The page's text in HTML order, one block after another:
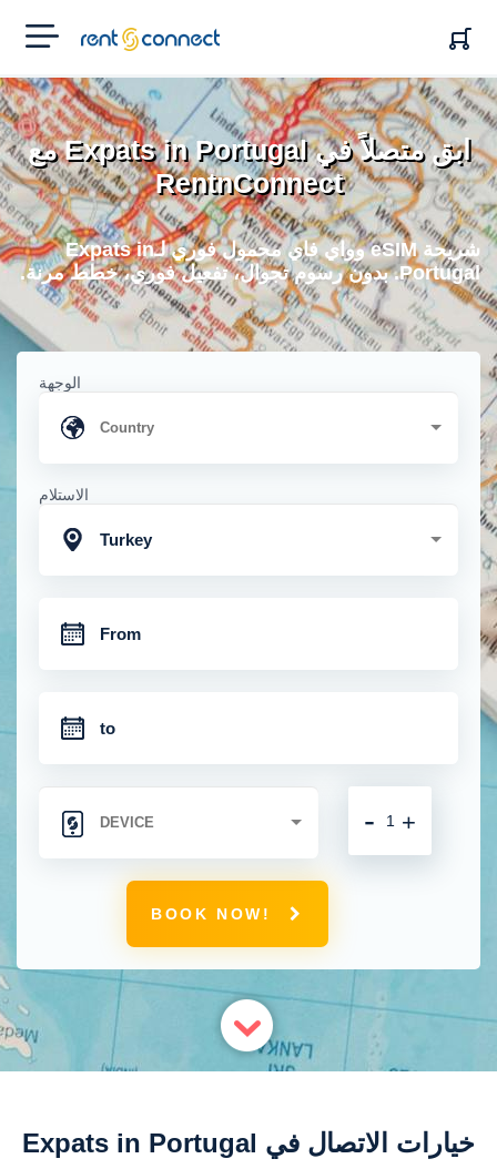
RENT'N
CONNECT
ابق متصلاً في Expats in Portugal مع
RentnConnect
شريحة eSIM وواي فاي محمول فوري لـExpats in
Portugal. بدون رسوم تجوال، تفعيل فوري، خطط مرنة.
الوجهة
الاستلام
Turkey
+
-
BOOK NOW!
خيارات الاتصال في Expats in Portugal